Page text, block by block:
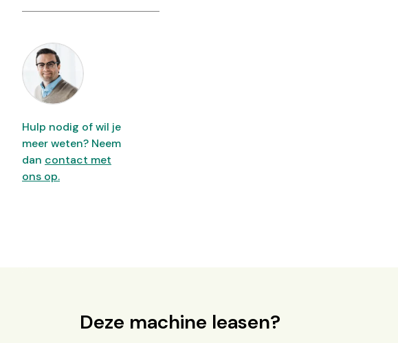
Hulp nodig of wil je
meer weten? Neem
dan contact met
ons op.
Deze machine leasen?